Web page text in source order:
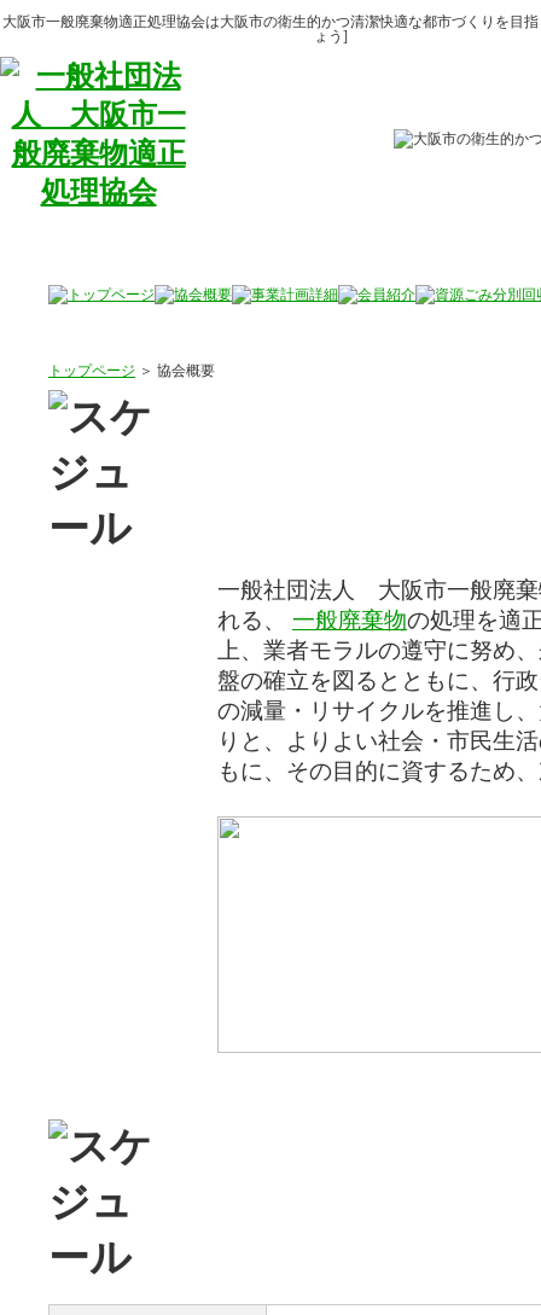
大阪市一般廃棄物適正処理協会は大阪市の衛生的かつ清潔快適な都市づくりを目
ょう]
トップページ ＞ 協会概要
一般社団法人 大阪市一般廃棄
れる、 一般廃棄物の処理を適
上、業者モラルの遵守に努め
盤の確立を図るとともに、行
の減量・リサイクルを推進し
りと、よりよい社会・市民生
もに、その目的に資するため